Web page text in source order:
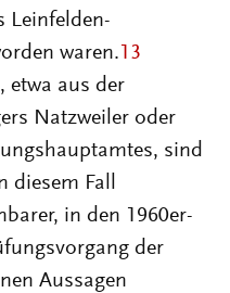
Leinfelden-
waren.13
etwa aus der
Natzweiler oder
sind
Fall
in den 1960er-
der
Aussagen